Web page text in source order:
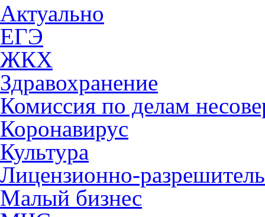
Актуально
ЕГЭ
ЖКХ
Здравохранение
Комиссия по делам
Коронавирус
Культура
Лицензионно-
Малый бизнес